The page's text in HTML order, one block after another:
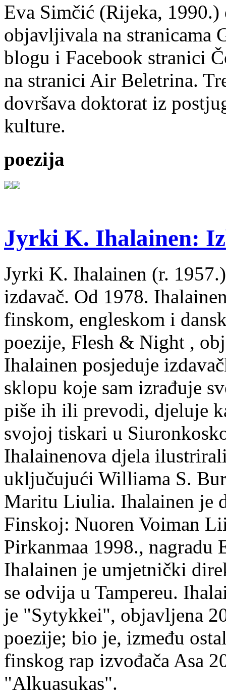
Eva Simčić (Rijeka, 1990.)
objavljivala na stranicama
blogu i Facebook stranici
na stranici Air Beletrina.
dovršava doktorat iz
kulture.
poezija
Jyrki K. Ihalainen:
Jyrki K. Ihalainen (r.
izdavač. Od 1978.
finskom, engleskom i
poezije, Flesh & Night ,
Ihalainen posjeduje
sklopu koje sam izrađuje
piše ih ili prevodi, djeluje
svojoj tiskari u
Ihalainenova djela
uključujući Williama S.
Maritu Liulia. Ihalainen je
Finskoj: Nuoren Voiman
Pirkanmaa 1998.,
Ihalainen je umjetnički
se odvija u Tampereu.
je "Sytykkei", objavljena
poezije; bio je, između
finskog rap izvođača Asa
"Alkuasukas".